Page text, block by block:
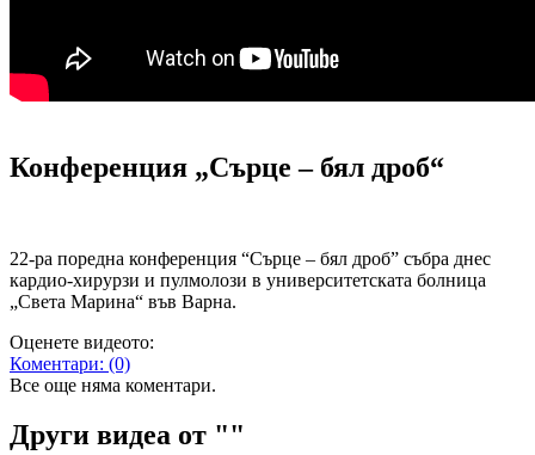
Конференция „Сърце – бял дроб“
22-ра поредна конференция “Сърце – бял дроб” събра днес
кардио-хирурзи и пулмолози в университетската болница
„Света Марина“ във Варна.
Оценете видеото:
Коментари: (0)
Все още няма коментари.
Други видеа от ""